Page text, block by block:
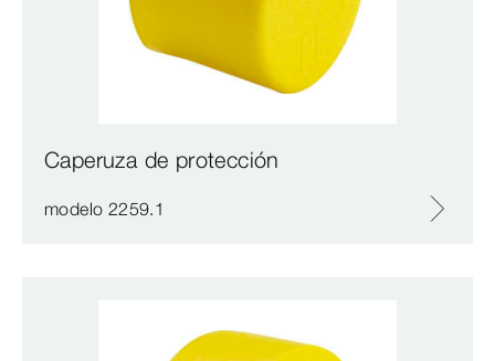
Caperuza de protección
modelo 2259.1